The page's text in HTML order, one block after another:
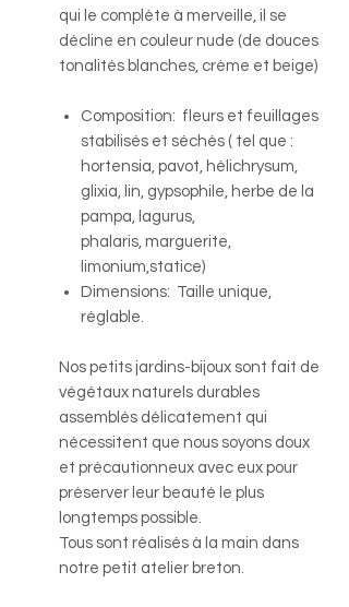
qui le complète à merveille, il se
décline en couleur nude (de douces
tonalités blanches, crème et beige)
Composition: fleurs et feuillages
stabilisés et séchés ( tel que :
hortensia, pavot, hélichrysum,
glixia, lin, gypsophile, herbe de la
pampa, lagurus,
phalaris, marguerite,
limonium,statice)
Dimensions: Taille unique,
réglable.
Nos petits jardins-bijoux sont fait de
végétaux naturels durables
assemblés délicatement qui
nécessitent que nous soyons doux
et précautionneux avec eux pour
préserver leur beauté le plus
longtemps possible.
Tous sont réalisés à la main dans
notre petit atelier breton.